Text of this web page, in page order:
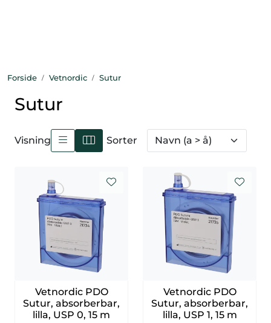
Forside Vetnordic Sutur
Sutur
Visning Sorter
Vetnordic PDO
Sutur, absorberbar,
lilla, USP 0, 15 m
Vetnordic PDO
Sutur, absorberbar,
lilla, USP 1, 15 m
Diagnostikk
Instrumenter
Klinikkutstyr
Produksjonsdyr
Videresalgsprodukter